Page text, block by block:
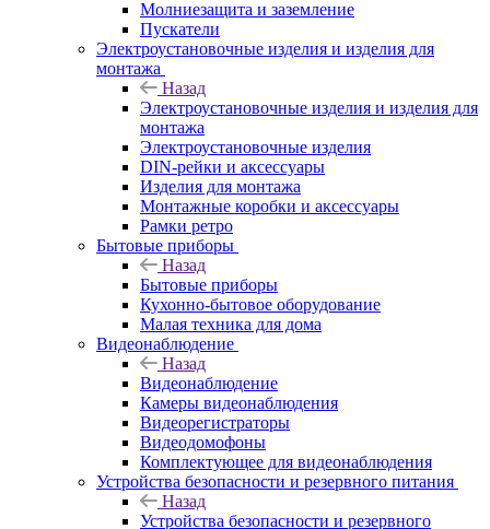
Молниезащита и заземление
Пускатели
Электроустановочные изделия и изделия для
монтажа
Назад
Электроустановочные изделия и изделия для
монтажа
Электроустановочные изделия
DIN-рейки и аксессуары
Изделия для монтажа
Монтажные коробки и аксессуары
Рамки ретро
Бытовые приборы
Назад
Бытовые приборы
Кухонно-бытовое оборудование
Малая техника для дома
Видеонаблюдение
Назад
Видеонаблюдение
Камеры видеонаблюдения
Видеорегистраторы
Видеодомофоны
Комплектующее для видеонаблюдения
Устройства безопасности и резервного питания
Назад
Устройства безопасности и резервного